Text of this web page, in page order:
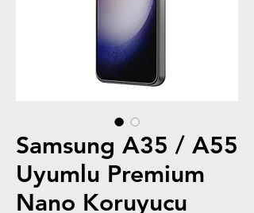
Samsung A35 / A55
Uyumlu Premium
Nano Koruyucu